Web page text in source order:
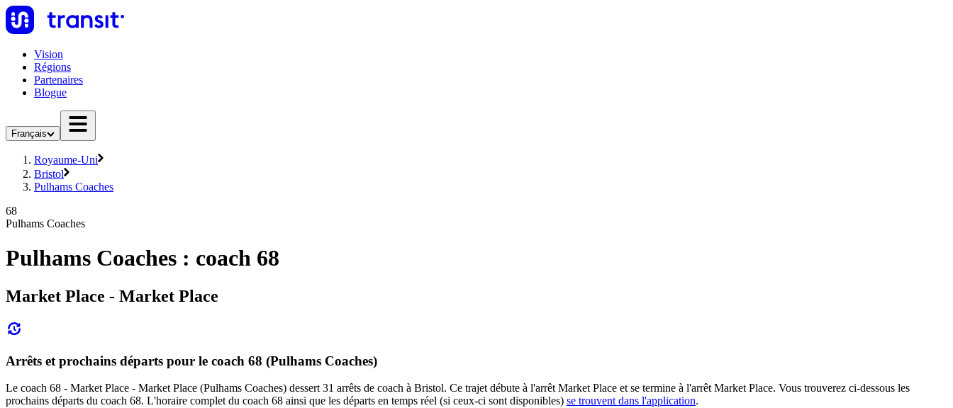
Vision
Régions
Partenaires
Blogue
Français
Royaume-Uni
Bristol
Pulhams Coaches
68
Pulhams Coaches
Pulhams Coaches : coach 68
Market Place - Market Place
Arrêts et prochains départs pour le coach 68 (Pulhams Coaches)
Le coach 68 - Market Place - Market Place (Pulhams Coaches) dessert 31 arrêts de coach à Bristol. Ce trajet débute à l'arrêt Market Place et se termine à l'arrêt Market Place. Vous trouverez ci-dessous les
prochains départs du coach 68. L'horaire complet du coach 68 ainsi que les départs en temps réel (si ceux-ci sont disponibles) se trouvent dans l'application.